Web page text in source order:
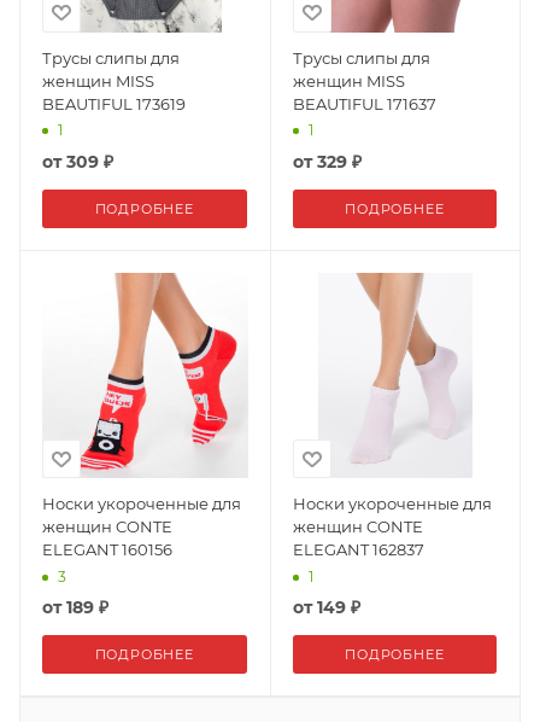
Трусы слипы для
женщин MISS
BEAUTIFUL 173619
1
от309 ₽
ПОДРОБНЕЕ
Трусы слипы для
женщин MISS
BEAUTIFUL 171637
1
от329 ₽
ПОДРОБНЕЕ
Носки укороченные для
женщин CONTE
ELEGANT 160156
3
от189 ₽
ПОДРОБНЕЕ
Носки укороченные для
женщин CONTE
ELEGANT 162837
1
от149 ₽
ПОДРОБНЕЕ